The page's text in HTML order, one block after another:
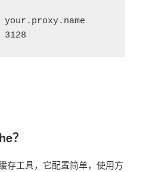
？
存工具，它配置简单，使用方